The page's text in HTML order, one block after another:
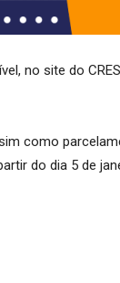
no site do
como
do dia 5 de